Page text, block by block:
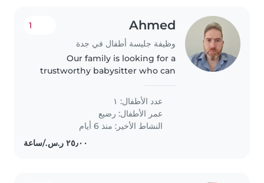
Ahmed
وظيفة جليسة أطفال في جدة
1
Our family is looking for a
trustworthy babysitter who can
old and a 3 year old. We need a
babysitter who is comfortable
with pets and doing some..
عدد الأطفال: ١
عمر الأطفال: رضيع
النشاط الأخير: منذ 6 أيام